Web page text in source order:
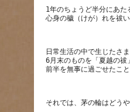
1年のちょうど半分にあ
日常生活の中で生じたさ
6月末のものを「夏越の